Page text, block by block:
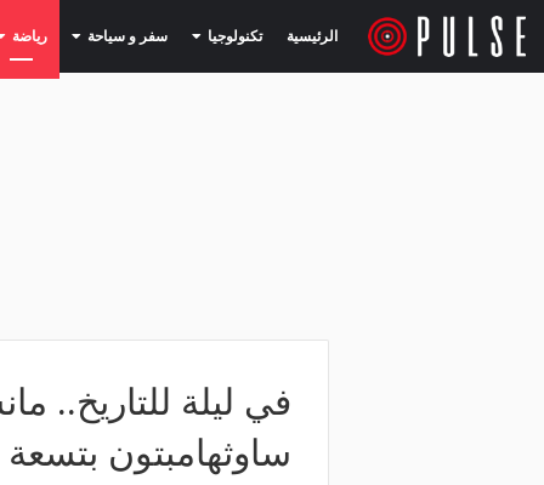
الرئيسية تكنولوجيا (current) سفر و سياحة (current) رياضة
في ليلة للتاريخ..
ساوثهامبتون